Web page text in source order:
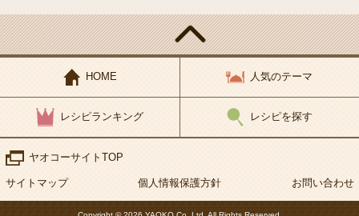
HOME 人気のテーマ
レシピランキング レシピを探す
ヤオコーサイトTOP
サイトマップ 個人情報保護方針 お問い合わせ